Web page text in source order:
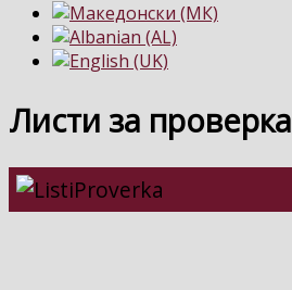
Листи за проверка